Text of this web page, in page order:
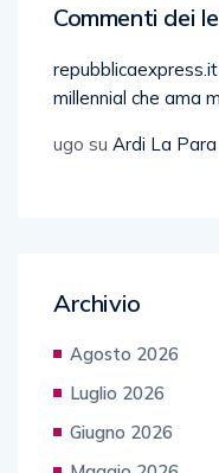
Commenti dei
repubblicaexpress.it
millennial che ama
ugo su Ardi La
Archivio
Agosto 2026
Luglio 2026
Giugno 2026